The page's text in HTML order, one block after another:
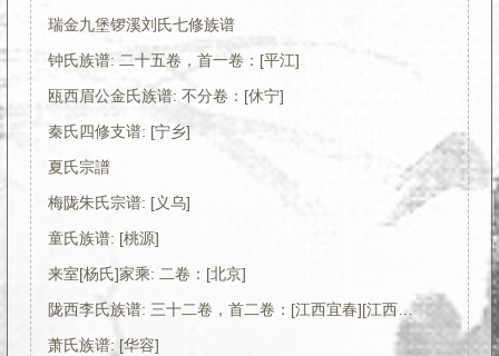
瑞金九堡锣溪刘氏七修族谱
钟氏族谱: 二十五卷，首一卷：[平江]
瓯西眉公金氏族谱: 不分卷：[休宁]
秦氏四修支谱: [宁乡]
夏氏宗譜
梅陇朱氏宗谱: [义乌]
童氏族谱: [桃源]
来室[杨氏]家乘: 二卷：[北京]
陇西李氏族谱: 三十二卷，首二卷：[江西宜春][江西萍乡][江西万载]
萧氏族谱: [华容]